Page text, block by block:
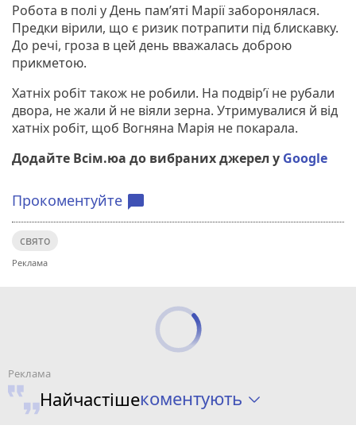
Робота в полі у День пам’яті Марії заборонялася.
Предки вірили, що є ризик потрапити під блискавку.
До речі, гроза в цей день вважалась доброю
прикметою.
Хатніх робіт також не робили. На подвір’ї не рубали
двора, не жали й не віяли зерна. Утримувалися й від
хатніх робіт, щоб Вогняна Марія не покарала.
Додайте Всім.юа до вибраних джерел у Google
Прокоментуйте chat_bubble
свято
Найчастішекоментують